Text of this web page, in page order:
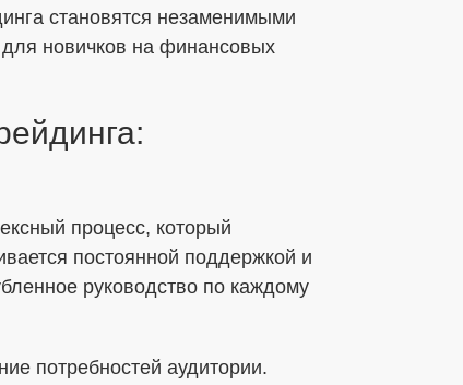
становятся незаменимыми
новичков на финансовых
процесс, который
постоянной поддержкой и
руководство по каждому
потребностей аудитории.